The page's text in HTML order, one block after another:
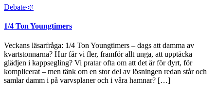
Debate📣
1/4 Ton Youngtimers
Veckans läsarfråga: 1/4 Ton Youngtimers – dags att damma av
kvartstonnarna? Hur får vi fler, framför allt unga, att upptäcka
glädjen i kappsegling? Vi pratar ofta om att det är för dyrt, för
komplicerat – men tänk om en stor del av lösningen redan står och
samlar damm i på varvsplaner och i våra hamnar? […]